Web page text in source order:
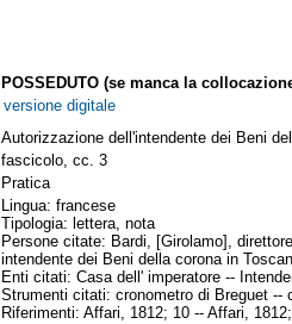
POSSEDUTO (se manca la
versione digitale
Autorizzazione dell'intendente dei Beni
fascicolo, cc. 3
Pratica
Lingua: francese
Tipologia: lettera, nota
Persone citate: Bardi, [Girolamo],
intendente dei Beni della corona in
Enti citati: Casa dell' imperatore --
Strumenti citati: cronometro di Breguet --
Riferimenti: Affari, 1812; 10 -- Affari,